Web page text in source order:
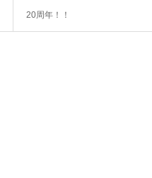
20周年！！